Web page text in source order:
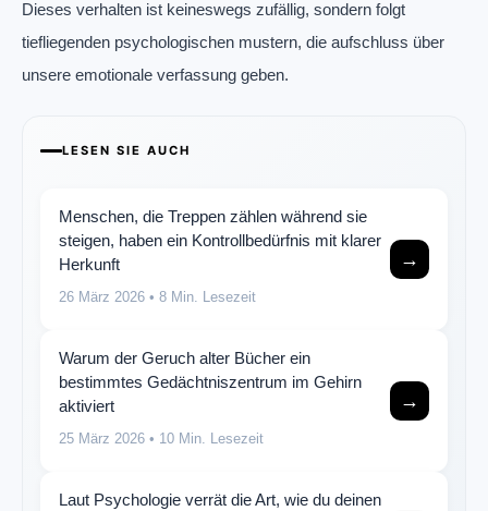
Dieses verhalten ist keineswegs zufällig, sondern folgt
tiefliegenden psychologischen mustern, die aufschluss über
unsere emotionale verfassung geben.
LESEN SIE AUCH
Menschen, die Treppen zählen während sie
steigen, haben ein Kontrollbedürfnis mit klarer
Herkunft
26 März 2026 • 8 Min. Lesezeit
→
Warum der Geruch alter Bücher ein
bestimmtes Gedächtniszentrum im Gehirn
aktiviert
25 März 2026 • 10 Min. Lesezeit
→
Laut Psychologie verrät die Art, wie du deinen